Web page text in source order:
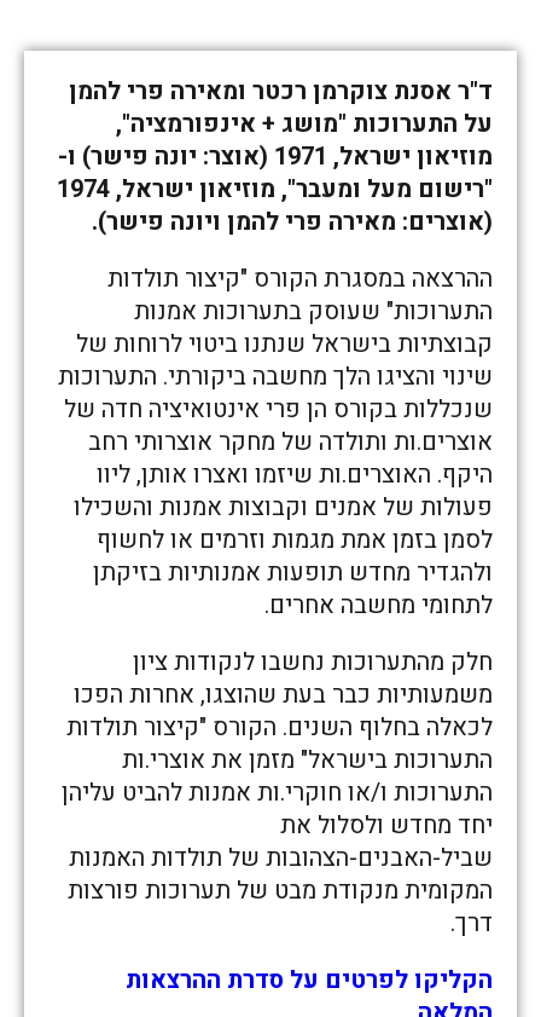
ד"ר אסנת צוקרמן רכטר ומאירה פרי להמן
על התערוכות "מושג + אינפורמציה",
מוזיאון ישראל, 1971 (אוצר: יונה פישר) ו-
"רישום מעל ומעבר", מוזיאון ישראל, 1974
(אוצרים: מאירה פרי להמן ויונה פישר).
ההרצאה במסגרת הקורס "קיצור תולדות
התערוכות" שעוסק בתערוכות אמנות
קבוצתיות בישראל שנתנו ביטוי לרוחות של
שינוי והציגו הלך מחשבה ביקורתי. התערוכות
שנכללות בקורס הן פרי אינטואיציה חדה של
אוצרים.ות ותולדה של מחקר אוצרותי רחב
היקף. האוצרים.ות שיזמו ואצרו אותן, ליוו
פעולות של אמנים וקבוצות אמנות והשכילו
לסמן בזמן אמת מגמות וזרמים או לחשוף
ולהגדיר מחדש תופעות אמנותיות בזיקתן
לתחומי מחשבה אחרים.
חלק מהתערוכות נחשבו לנקודות ציון
משמעותיות כבר בעת שהוצגו, אחרות הפכו
לכאלה בחלוף השנים. הקורס "קיצור תולדות
התערוכות בישראל" מזמן את אוצרי.ות
התערוכות ו/או חוקרי.ות אמנות להביט עליהן
יחד מחדש ולסלול את
שביל-האבנים-הצהובות של תולדות האמנות
המקומית מנקודת מבט של תערוכות פורצות
דרך.
הקליקו לפרטים על סדרת ההרצאות